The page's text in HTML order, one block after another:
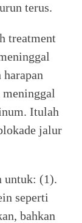
terus.
treatment
harapan
meninggal
Itulah
jalur
untuk: (1).
seperti
bahkan